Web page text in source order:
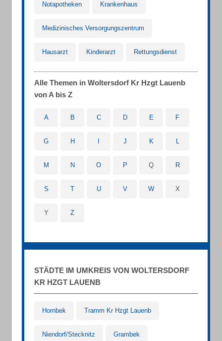
Notapotheken Krankenhaus
Medizinisches Versorgungszentrum
Hausarzt Kinderarzt Rettungsdienst
Alle Themen in Woltersdorf Kr Hzgt Lauenb
von A bis Z
A B C D E F
G H J K L
M N O P Q R
S T U V W X
Y Z
STÄDTE IM UMKREIS VON WOLTERSDORF
KR HZGT LAUENB
Hornbek Tramm Kr Hzgt Lauenb
Niendorf/Stecknitz Grambek